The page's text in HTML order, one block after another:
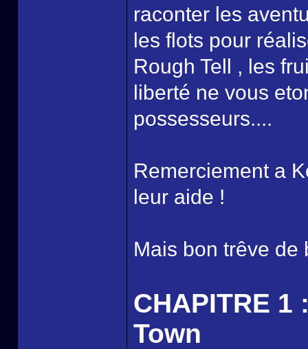
raconter les
les flots pour
Rough Tell , les
liberté ne vous
possesseurs....
Remerciement a
leur aide !
Mais bon trêve de
CHAPITRE
Town